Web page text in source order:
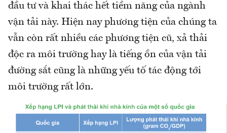
đầu tư và khai thác hết tiềm năng của ngành
vận tải này. Hiện nay phương tiện của chúng ta
vẫn còn rất nhiều các phương tiện cũ, xả thải
độc ra môi trường hay là tiếng ồn của vận tải
đường sắt cũng là những yếu tố tác động tới
môi trường rất lớn.